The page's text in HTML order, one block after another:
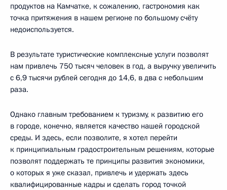
продуктов на Камчатке, к сожалению, гастрономия как
точка притяжения в нашем регионе по большому счёту
недоиспользуется.
В результате туристические комплексные услуги позволят
нам привлечь 750 тысяч человек в год, а выручку увеличить
с 6,9 тысячи рублей сегодня до 14,6, в два с небольшим
раза.
Однако главным требованием к туризму, к развитию его
в городе, конечно, является качество нашей городской
среды. И здесь, если позволите, я хотел перейти
к принципиальным градостроительным решениям, которые
позволят поддержать те принципы развития экономики,
о которых я уже сказал, привлечь и удержать здесь
квалифицированные кадры и сделать город точкой